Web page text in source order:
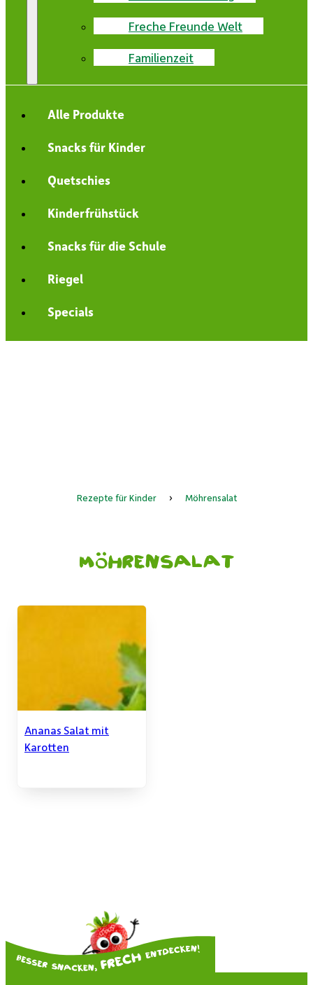
Freche Freunde Welt
Familienzeit
Alle Produkte
Snacks für Kinder
Quetschies
Kinderfrühstück
Snacks für die Schule
Riegel
Specials
Rezepte für Kinder › Möhrensalat
Möhrensalat
Ananas Salat mit
Karotten